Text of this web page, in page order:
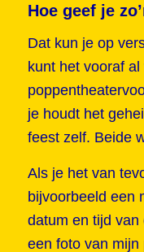
Hoe geef je
Dat kun je op
kunt het vooraf al
je houdt het
feest zelf. Beide
Als je het van
bijvoorbeeld een
datum en tijd
een foto van